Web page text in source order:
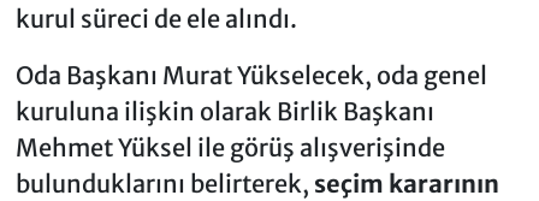
kurul süreci de ele alındı.
Oda Başkanı Murat Yükselecek, oda genel
kuruluna ilişkin olarak Birlik Başkanı
Mehmet Yüksel ile görüş alışverişinde
bulunduklarını belirterek, seçim kararının